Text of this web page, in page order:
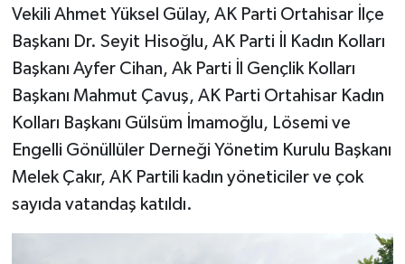
Vekili Ahmet Yüksel Gülay, AK Parti Ortahisar İlçe
Başkanı Dr. Seyit Hisoğlu, AK Parti İl Kadın Kolları
Başkanı Ayfer Cihan, Ak Parti İl Gençlik Kolları
Başkanı Mahmut Çavuş, AK Parti Ortahisar Kadın
Kolları Başkanı Gülsüm İmamoğlu, Lösemi ve
Engelli Gönüllüler Derneği Yönetim Kurulu Başkanı
Melek Çakır, AK Partili kadın yöneticiler ve çok
sayıda vatandaş katıldı.